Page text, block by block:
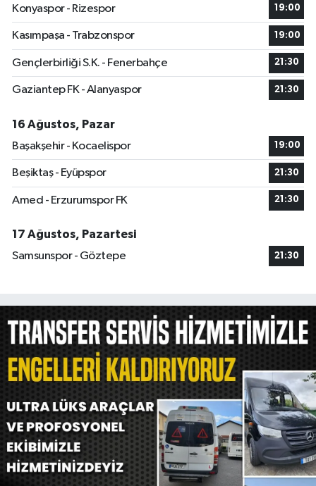
Konyaspor - Rizespor
19:00
Kasımpaşa - Trabzonspor 19:00
Gençlerbirliği S.K. - Fenerbahçe 21:30
Gaziantep FK - Alanyaspor 21:30
16 Ağustos, Pazar
Başakşehir - Kocaelispor
19:00
Beşiktaş - Eyüpspor 21:30
Amed - Erzurumspor FK 21:30
17 Ağustos, Pazartesi
Samsunspor - Göztepe
21:30